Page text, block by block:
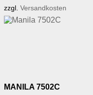
zzgl. Versandkosten
MANILA 7502C